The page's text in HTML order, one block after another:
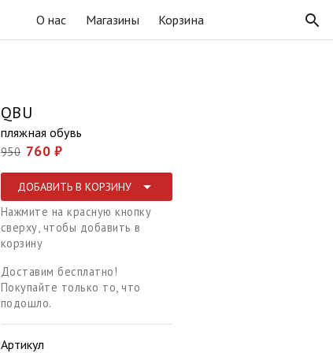
О нас Магазины Корзина search
QBU
пляжная обувь
950 760 ₽
ДОБАВИТЬ В КОРЗИНУ arrow_drop_down
Нажмите на красную кнопку
сверху, чтобы добавить в
корзину
Доставим бесплатно!
Покупайте только то, что
подошло.
Артикул